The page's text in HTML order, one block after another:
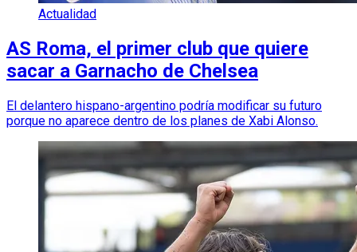
Actualidad
AS Roma, el primer club que quiere
sacar a Garnacho de Chelsea
El delantero hispano-argentino podría modificar su futuro
porque no aparece dentro de los planes de Xabi Alonso.